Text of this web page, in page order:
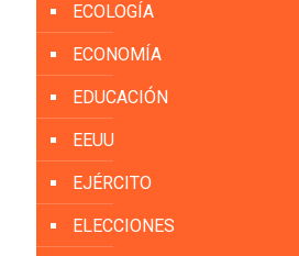
ECOLOGÍA
ECONOMÍA
EDUCACIÓN
EEUU
EJÉRCITO
ELECCIONES